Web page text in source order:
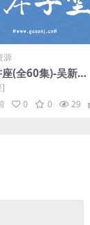
源
(全60集)-吴新宇
讲解mp4视频 百
享
]
0 0 29